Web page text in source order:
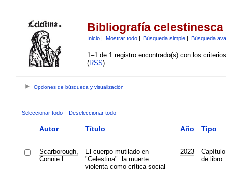
Bibliografía celestinesca
Inicio| Mostrar todo| Búsqueda simple| Búsqueda
1–1 de 1 registro encontrado(s) con los
(RSS):
Opciones de búsqueda y visualización
Seleccionar todo Deseleccionar todo
Autor Título Año Tipo
Scarborough,
Connie L.
El cuerpo mutilado en
"Celestina": la muerte
violenta como crítica social
2023
Capítulo
de libro